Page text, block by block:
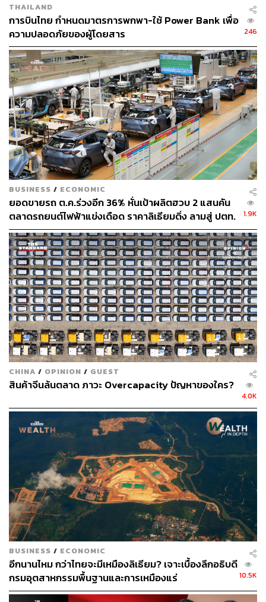
THAILAND
การบินไทย กำหนดมาตรการพกพา-ใช้ Power Bank เพื่อ
ความปลอดภัยของผู้โดยสาร
246
BUSINESS / ECONOMIC
ยอดขายรถ ต.ค.ร่วงอีก 36% หั่นเป้าผลิตฮวบ 2 แสนคัน
ตลาดรถยนต์ไฟฟ้าแข่งเดือด ราคาลิเธียมดิ่ง ลามสู่ ปตท.
จ่อถอนร่วมทุน Foxconn สร้างโรงงาน EV
1.9K
CHINA / OPINION / GUEST
สินค้าจีนล้นตลาด ภาวะ Overcapacity ปัญหาของใคร?
4.0K
BUSINESS / ECONOMIC
อีกนานไหม กว่าไทยจะมีเหมืองลิเธียม? เจาะเบื้องลึกอธิบดี
กรมอุตสาหกรรมพื้นฐานและการเหมืองแร่
10.5K